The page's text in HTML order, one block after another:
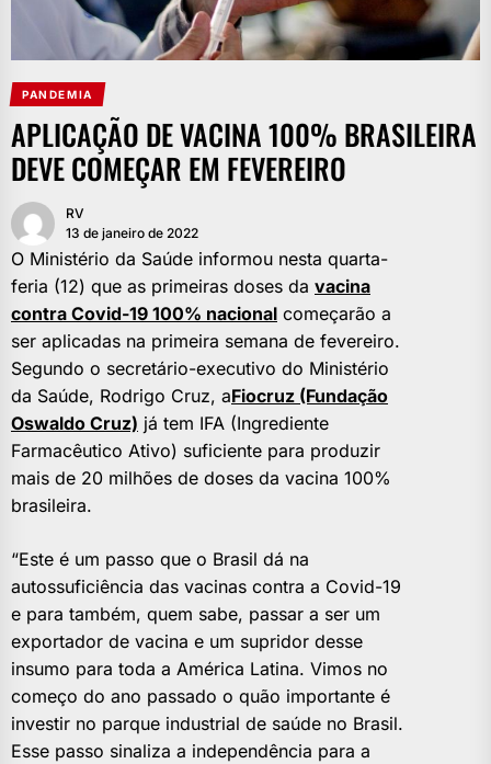
PANDEMIA
APLICAÇÃO DE VACINA 100% BRASILEIRA
DEVE COMEÇAR EM FEVEREIRO
RV
13 de janeiro de 2022
O Ministério da Saúde informou nesta quarta-
feria (12) que as primeiras doses da vacina
contra Covid-19 100% nacional começarão a
ser aplicadas na primeira semana de fevereiro.
Segundo o secretário-executivo do Ministério
da Saúde, Rodrigo Cruz, aFiocruz (Fundação
Oswaldo Cruz) já tem IFA (Ingrediente
Farmacêutico Ativo) suficiente para produzir
mais de 20 milhões de doses da vacina 100%
brasileira.
“Este é um passo que o Brasil dá na
autossuficiência das vacinas contra a Covid-19
e para também, quem sabe, passar a ser um
exportador de vacina e um supridor desse
insumo para toda a América Latina. Vimos no
começo do ano passado o quão importante é
investir no parque industrial de saúde no Brasil.
Esse passo sinaliza a independência para a